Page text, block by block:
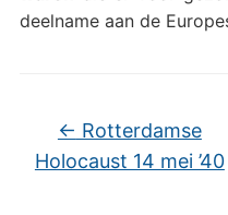
deelname aan de
← Rotterdamse
Holocaust 14 mei ’40